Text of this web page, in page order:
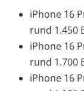
iPhone 16
rund 1.450
iPhone 16
rund 1.700
iPhone 16